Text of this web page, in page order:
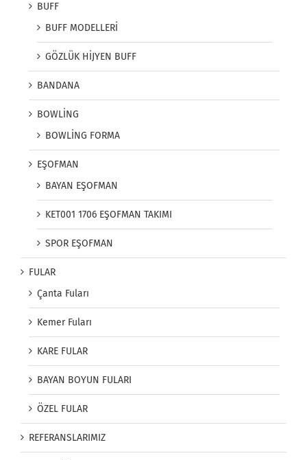
BUFF
BUFF MODELLERİ
GÖZLÜK HİJYEN BUFF
BANDANA
BOWLİNG
BOWLİNG FORMA
EŞOFMAN
BAYAN EŞOFMAN
KET001 1706 EŞOFMAN TAKIMI
SPOR EŞOFMAN
FULAR
Çanta Fuları
Kemer Fuları
KARE FULAR
BAYAN BOYUN FULARI
ÖZEL FULAR
REFERANSLARIMIZ